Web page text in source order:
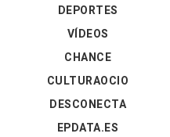
DEPORTES
VÍDEOS
CHANCE
CULTURAOCIO
DESCONECTA
EPDATA.ES